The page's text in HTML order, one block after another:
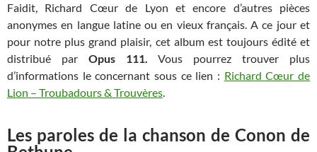
Faidit, Richard Cœur de Lyon et encore d’autres pièces
anonymes en langue latine ou en vieux français. A ce jour et
pour notre plus grand plaisir, cet album est toujours édité et
distribué par Opus 111.Vous pourrez trouver plus
d’informations le concernant sous ce lien : Richard Cœur de
Lion – Troubadours & Trouvères.
Les paroles de la chanson de Conon de